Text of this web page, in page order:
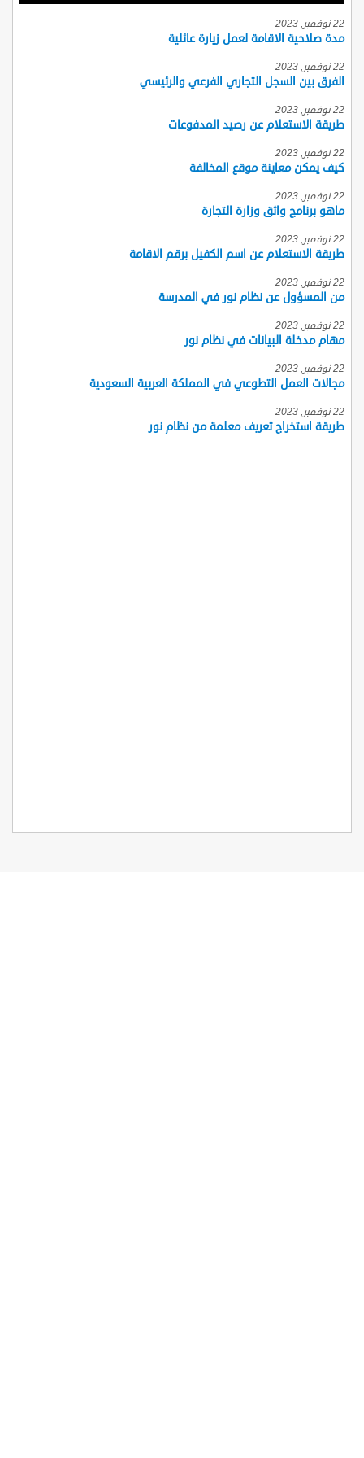
22 نوفمبر, 2023
مدة صلاحية الاقامة لعمل زيارة عائلية
22 نوفمبر, 2023
الفرق بين السجل التجاري الفرعي والرئيسي
22 نوفمبر, 2023
طريقة الاستعلام عن رصيد المدفوعات
22 نوفمبر, 2023
كيف يمكن معاينة موقع المخالفة
22 نوفمبر, 2023
ماهو برنامج واثق وزارة التجارة
22 نوفمبر, 2023
طريقة الاستعلام عن اسم الكفيل برقم الاقامة
22 نوفمبر, 2023
من المسؤول عن نظام نور في المدرسة
22 نوفمبر, 2023
مهام مدخلة البيانات في نظام نور
22 نوفمبر, 2023
مجالات العمل التطوعي في المملكة العربية السعودية
22 نوفمبر, 2023
طريقة استخراج تعريف معلمة من نظام نور